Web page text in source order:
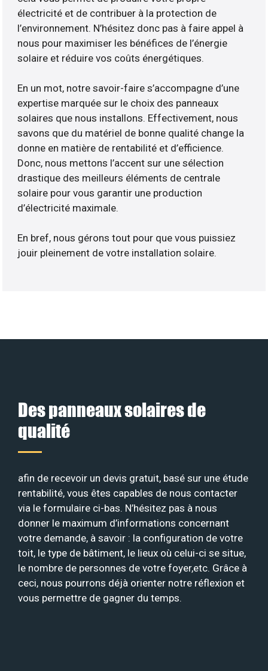
électricité et de contribuer à la protection de
l’environnement. N’hésitez donc pas à faire appel à
nous pour maximiser les bénéfices de l’énergie
solaire et réduire vos coûts énergétiques.
En un mot, notre savoir-faire s’accompagne d’une
expertise marquée sur le choix des panneaux
solaires que nous installons. Effectivement, nous
savons que du matériel de bonne qualité change la
donne en matière de rentabilité et d’efficience.
Donc, nous mettons l’accent sur une sélection
drastique des meilleurs éléments de centrale
solaire pour vous garantir une production
d’électricité maximale.
En bref, nous gérons tout pour que vous puissiez
jouir pleinement de votre installation solaire.
Des panneaux solaires de
qualité
afin de recevoir un devis gratuit, basé sur une étude
rentabilité, vous êtes capables de nous contacter
via le formulaire ci-bas. N’hésitez pas à nous
donner le maximum d’informations concernant
votre demande, à savoir : la configuration de votre
toit, le type de bâtiment, le lieux où celui-ci se situe,
le nombre de personnes de votre foyer,etc. Grâce à
ceci, nous pourrons déjà orienter notre réflexion et
vous permettre de gagner du temps.